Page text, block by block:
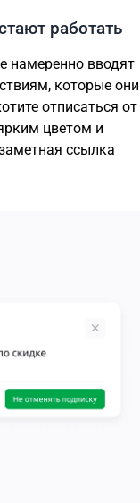
работать
намеренно вводят
которые они
отписаться от
цветом и
ссылка